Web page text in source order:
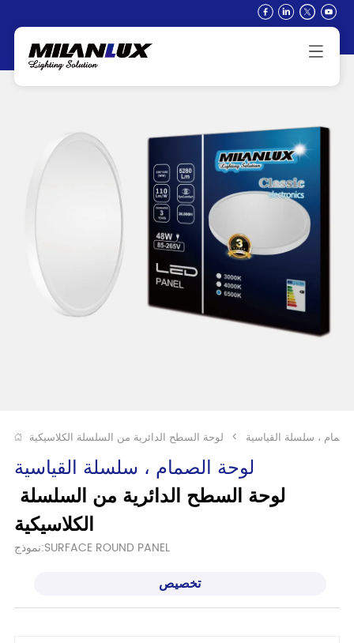
، سلسلة القياسية > لوحة السطح الدائرية من السلسلة الكلاسيكية
لوحة الصمام ، سلسلة القياسية
الكلاسيكية
نموذج:SURFACE ROUND PANEL
تخصيص